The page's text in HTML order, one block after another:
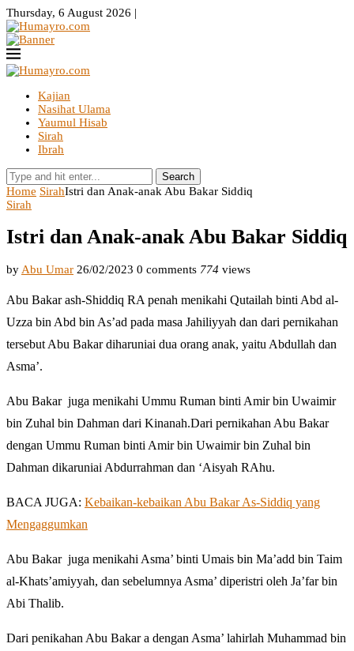
Thursday, 6 August 2026 |
Kajian
Nasihat Ulama
Yaumul Hisab
Sirah
Ibrah
Search
Home SirahIstri dan Anak-anak Abu Bakar Siddiq
Sirah
Istri dan Anak-anak Abu Bakar Siddiq
by Abu Umar 26/02/2023 0 comments 774 views
Abu Bakar ash-Shiddiq RA penah menikahi Qutailah binti Abd al-
Uzza bin Abd bin As’ad pada masa Jahiliyyah dan dari pernikahan
tersebut Abu Bakar diharuniai dua orang anak, yaitu Abdullah dan
Asma’.
Abu Bakar juga menikahi Ummu Ruman binti Amir bin Uwaimir
bin Zuhal bin Dahman dari Kinanah.Dari pernikahan Abu Bakar
dengan Ummu Ruman binti Amir bin Uwaimir bin Zuhal bin
Dahman dikaruniai Abdurrahman dan ‘Aisyah RAhu.
BACA JUGA: Kebaikan-kebaikan Abu Bakar As-Siddiq yang
Mengaggumkan
Abu Bakar juga menikahi Asma’ binti Umais bin Ma’add bin Taim
al-Khats’amiyyah, dan sebelumnya Asma’ diperistri oleh Ja’far bin
Abi Thalib.
Dari penikahan Abu Bakar a dengan Asma’ lahirlah Muhammad bin